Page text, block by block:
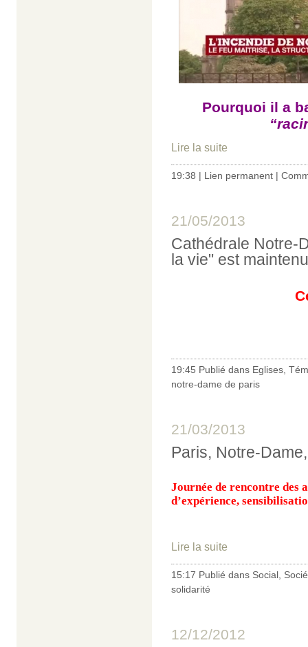
Pourquoi il a
Lire la suite
19:38 | Lien permanent |
21/05/2013
Cathédrale Notre-
la vie" est
19:45 Publié dans Eglises
notre-dame de paris
21/03/2013
Paris, Notre-
Journée de rencontre des
d’expérience,
Lire la suite
15:17 Publié dans Social
solidarité
12/12/2012